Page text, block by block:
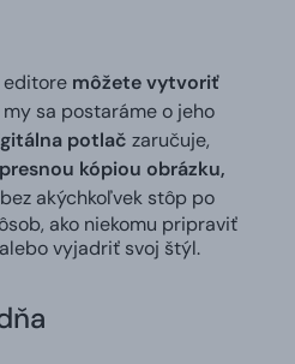
editore môžete vytvoriť
sa postaráme o jeho
potlač zaručuje,
kópiou obrázku,
akýchkoľvek stôp po
ako niekomu pripraviť
vyjadriť svoj štýl.